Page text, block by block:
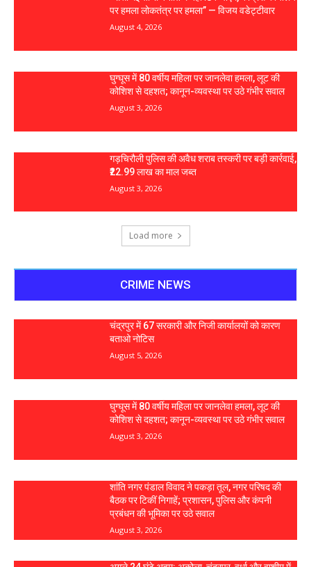
पर हमला लोकतंत्र पर हमला” — विजय वडेट्टीवार
August 4, 2026
घुग्घूस में 80 वर्षीय महिला पर जानलेवा हमला, लूट की
कोशिश से दहशत; कानून-व्यवस्था पर उठे गंभीर सवाल
August 3, 2026
गड़चिरौली पुलिस की अवैध शराब तस्करी पर बड़ी कार्रवाई,
₹22.99 लाख का माल जब्त
August 3, 2026
Load more
CRIME NEWS
चंद्रपुर में 67 सरकारी और निजी कार्यालयों को कारण
बताओ नोटिस
August 5, 2026
घुग्घूस में 80 वर्षीय महिला पर जानलेवा हमला, लूट की
कोशिश से दहशत; कानून-व्यवस्था पर उठे गंभीर सवाल
August 3, 2026
शांति नगर पंडाल विवाद ने पकड़ा तूल, नगर परिषद की
बैठक पर टिकीं निगाहें; प्रशासन, पुलिस और कंपनी
प्रबंधन की भूमिका पर उठे सवाल
August 3, 2026